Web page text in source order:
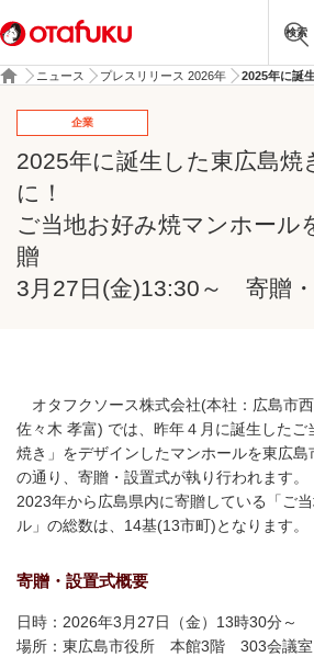
検索
ニュース プレスリリース 2026年 2025年に誕
企業
2025年に誕生した東広島焼
に！
ご当地お好み焼マンホール
贈
3月27日(金)13:30～ 寄贈
オタフクソース株式会社(本社：広島市西
佐々木 孝富) では、昨年４月に誕生したご
焼き」をデザインしたマンホールを東広
の通り、寄贈・設置式が執り行われます。
2023年から広島県内に寄贈している「ご
ル」の総数は、14基(13市町)となります。
寄贈・設置式概要
日時：2026年3月27日（金）13時30分～
場所：東広島市役所 本館3階 303会議室